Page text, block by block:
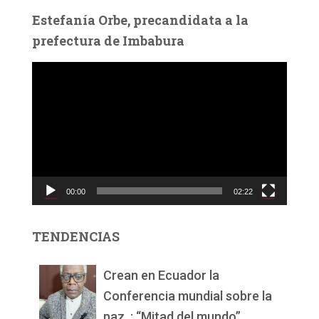
Estefanía Orbe, precandidata a la
prefectura de Imbabura
c
d
00:00 02:22
TENDENCIAS
Crean en Ecuador la
Conferencia mundial sobre la